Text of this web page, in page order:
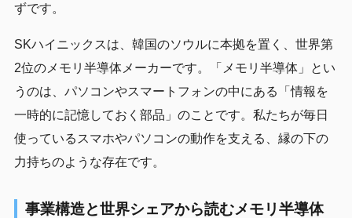
ずです。
SKハイニックスは、韓国のソウルに本拠を置く、世界第
2位のメモリ半導体メーカーです。「メモリ半導体」とい
うのは、パソコンやスマートフォンの中にある「情報を
一時的に記憶しておく部品」のことです。私たちが毎日
使っているスマホやパソコンの動作を支える、縁の下の
力持ちのような存在です。
事業構造と世界シェアから読むメモリ半導体